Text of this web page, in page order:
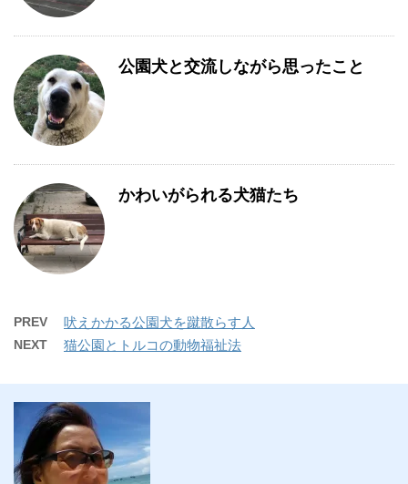
公園犬と交流しながら思ったこと
かわいがられる犬猫たち
PREV 吠えかかる公園犬を蹴散らす人
NEXT 猫公園とトルコの動物福祉法